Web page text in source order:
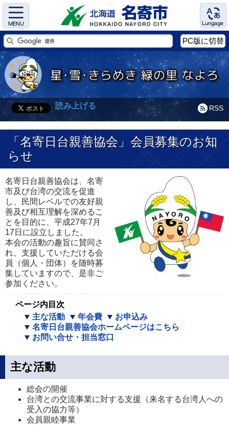
Menu Language
PC版に切替
RSS
読み上げる
「名寄日台親善協会」会員募集のお知
らせ
名寄日台親善協会は、名寄
市及び台湾の交流を促進
し、民間レベルでの友好親
善及び相互理解を深めるこ
とを目的に、平成27年7月
17日に設立しました。
本会の活動の趣旨に賛同さ
れ、支援していただける会
員（個人・団体）を随時募
集していますので、是非ご
参加ください。
ページ内目次
主な活動
年会費
お申込み
名寄日台親善協会ホームページはこちら
お問い合せ・担当窓口
主な活動
総会の開催
台湾との交流事業に対する支援（来名する台湾人への
受入の協力等）
会員親睦事業